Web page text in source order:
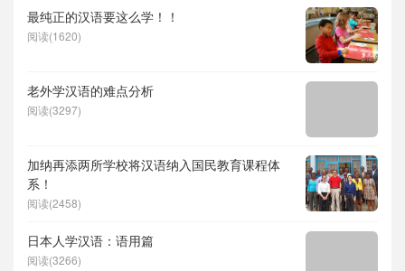
最纯正的汉语要这么学！！
阅读(1620)
老外学汉语的难点分析
阅读(3297)
加纳再添两所学校将汉语纳入国民教育课程体
系！
阅读(2458)
日本人学汉语：语用篇
阅读(3266)